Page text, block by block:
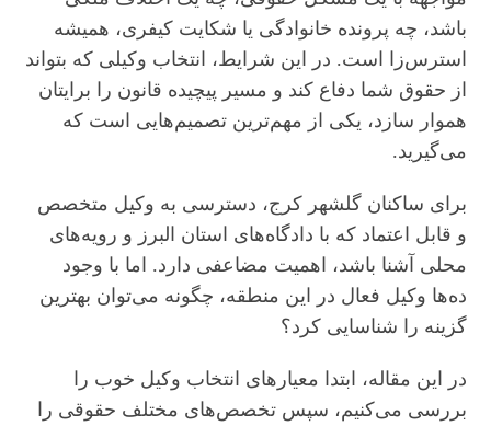
باشد، چه پرونده خانوادگی یا شکایت کیفری، همیشه
استرس‌زا است. در این شرایط، انتخاب وکیلی که بتواند
از حقوق شما دفاع کند و مسیر پیچیده قانون را برایتان
هموار سازد، یکی از مهم‌ترین تصمیم‌هایی است که
می‌گیرید.
برای ساکنان گلشهر کرج، دسترسی به وکیل متخصص
و قابل اعتماد که با دادگاه‌های استان البرز و رویه‌های
محلی آشنا باشد، اهمیت مضاعفی دارد. اما با وجود
ده‌ها وکیل فعال در این منطقه، چگونه می‌توان بهترین
گزینه را شناسایی کرد؟
در این مقاله، ابتدا معیارهای انتخاب وکیل خوب را
بررسی می‌کنیم، سپس تخصص‌های مختلف حقوقی را